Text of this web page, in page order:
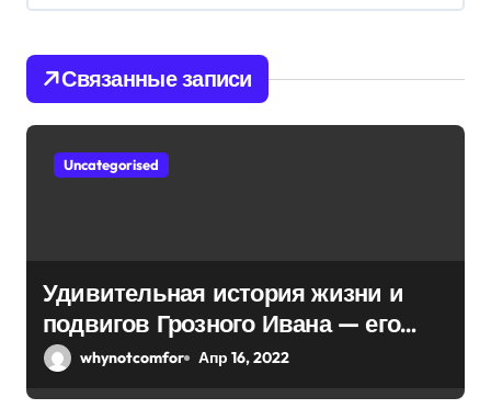
и
я
п
п
и
с
Связанные записи
Uncategorised
Удивительная история жизни и
подвигов Грозного Ивана — его
невероятная биография и
whynotcomfor Апр 16, 2022